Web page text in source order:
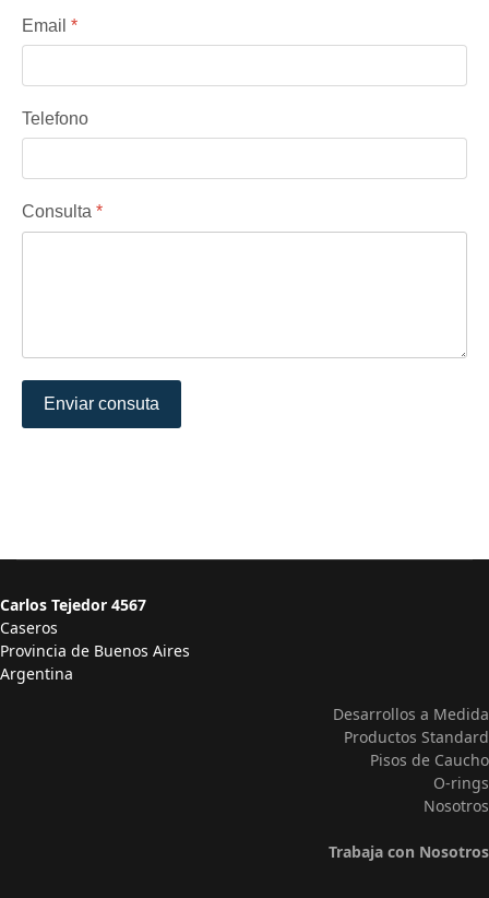
Email *
Telefono
Consulta *
Enviar consuta
Carlos Tejedor 4567
Caseros
Provincia de Buenos Aires
Argentina
Desarrollos a Medida
Productos Standard
Pisos de Caucho
O-rings
Nosotros
Trabaja con Nosotros